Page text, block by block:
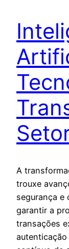
A
trouxe
segurança e
garantir a
transações